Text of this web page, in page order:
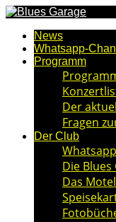
News
Whatsapp-
Programm
Der
Fragen
Der Club
Die Blues
Das